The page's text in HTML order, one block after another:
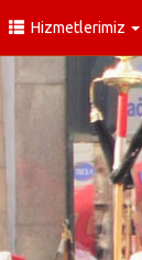
Hizmetlerimiz